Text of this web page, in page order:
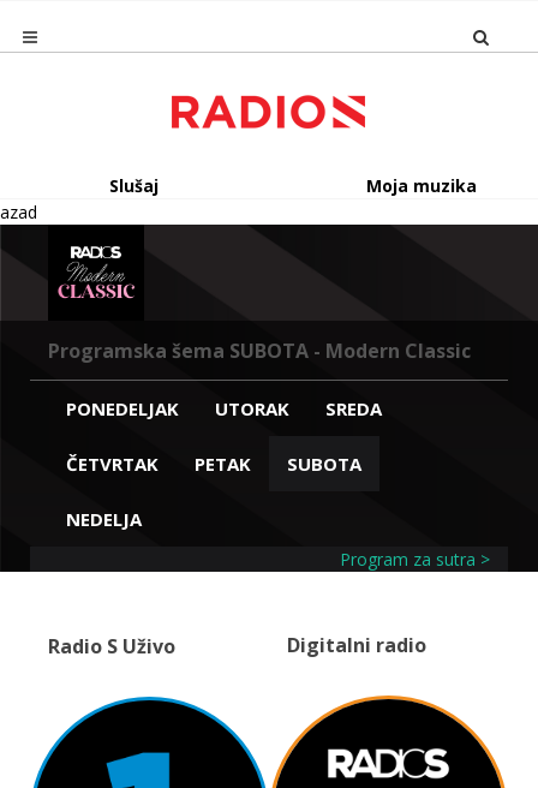
Slušaj
Moja muzika
Programska šema SUBOTA - Modern Classic
PONEDELJAK UTORAK SREDA
ČETVRTAK PETAK SUBOTA
NEDELJA
Program za sutra >
Radio S Uživo Digitalni radio